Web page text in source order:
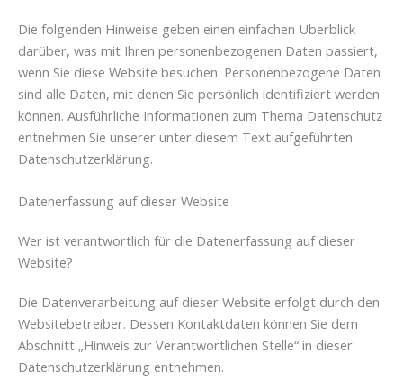
Die folgenden Hinweise geben einen einfachen Überblick
darüber, was mit Ihren personenbezogenen Daten passiert,
wenn Sie diese Website besuchen. Personenbezogene Daten
sind alle Daten, mit denen Sie persönlich identifiziert werden
können. Ausführliche Informationen zum Thema Datenschutz
entnehmen Sie unserer unter diesem Text aufgeführten
Datenschutzerklärung.
Datenerfassung auf dieser Website
Wer ist verantwortlich für die Datenerfassung auf dieser
Website?
Die Datenverarbeitung auf dieser Website erfolgt durch den
Websitebetreiber. Dessen Kontaktdaten können Sie dem
Abschnitt „Hinweis zur Verantwortlichen Stelle“ in dieser
Datenschutzerklärung entnehmen.